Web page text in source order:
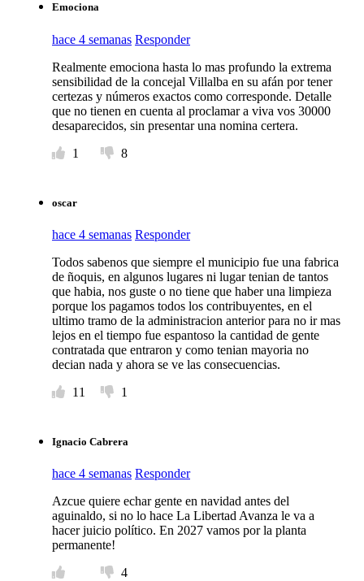
Emociona
hace 4 semanas Responder
Realmente emociona hasta lo mas profundo la extrema
sensibilidad de la concejal Villalba en su afán por tener
certezas y números exactos como corresponde. Detalle
que no tienen en cuenta al proclamar a viva vos 30000
desaparecidos, sin presentar una nomina certera.
1
8
oscar
hace 4 semanas Responder
Todos sabenos que siempre el municipio fue una fabrica
de ñoquis, en algunos lugares ni lugar tenian de tantos
que habia, nos guste o no tiene que haber una limpieza
porque los pagamos todos los contribuyentes, en el
ultimo tramo de la administracion anterior para no ir mas
lejos en el tiempo fue espantoso la cantidad de gente
contratada que entraron y como tenian mayoria no
decian nada y ahora se ve las consecuencias.
11
1
Ignacio Cabrera
hace 4 semanas Responder
Azcue quiere echar gente en navidad antes del
aguinaldo, si no lo hace La Libertad Avanza le va a
hacer juicio político. En 2027 vamos por la planta
permanente!
4